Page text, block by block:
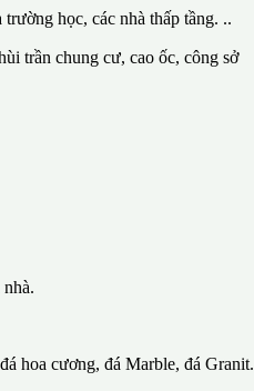
học, các nhà thấp tầng. ..
trần chung cư, cao ốc, công sở
hoa cương, đá Marble, đá Granit.